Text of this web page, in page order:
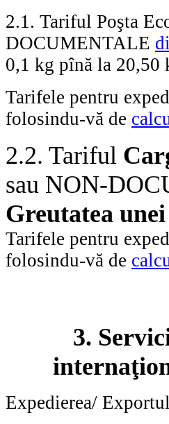
2.1. Tariful Poşta
DOCUMENTALE
0,1 kg pînă la 20,50
Tarifele pentru
folosindu-vă de
2.2. Tariful
sau NON-
Greutatea
Tarifele pentru
folosindu-vă de
3.
Expedierea/